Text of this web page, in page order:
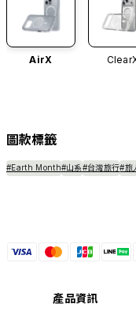
AirX
圖款標籤
#Earth Month#山系#台灣旅行#旅
產品資訊